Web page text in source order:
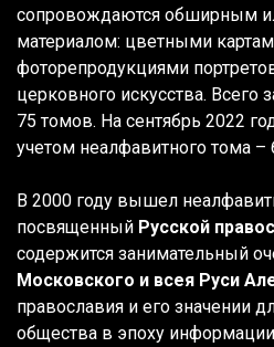
сопровождаются обширным
материалом: цветными
фоторепродукциями
церковного искусства. Всего
75 томов. На сентябрь 2022
учетом неалфавитного тома –
В 2000 году вышел
посвященный Русской
содержится занимательный
Московского и всея Руси
православия и его значении
общества в эпоху